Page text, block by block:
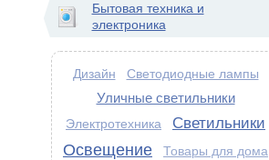
Бытовая техника и
электроника
Дизайн Светодиодные лампы
Уличные светильники
Электротехника Светильники
Освещение Товары для дома